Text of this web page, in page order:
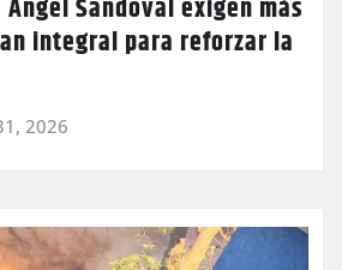
Sandoval exigen más
integral para reforzar la
2026